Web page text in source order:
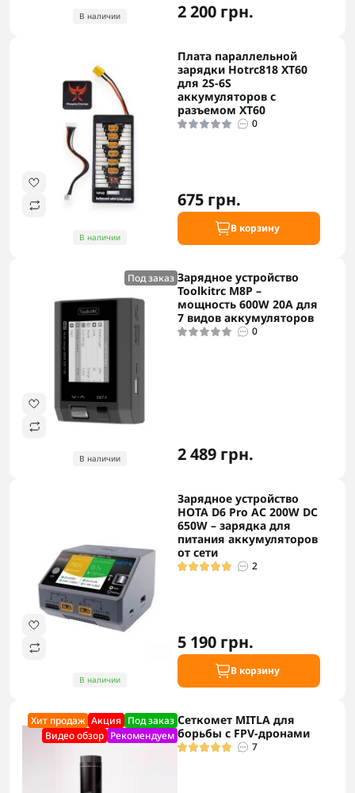
В наличии 2 200 грн.
В наличии
Плата параллельной
зарядки Hotrc818 XT60
для 2S-6S
аккумуляторов с
разъемом XT60
0
675 грн.
В корзину
Под заказ
В наличии
Зарядное устройство
Toolkitrc M8P –
мощность 600W 20A для
7 видов аккумуляторов
0
2 489 грн.
В наличии
Зарядное устройство
HOTA D6 Pro AC 200W DC
650W – зарядка для
питания аккумуляторов
от сети
2
5 190 грн.
В корзину
Хит продаж Акция Под заказ
Видео обзор Рекомендуем
Сеткомет MITLA для
борьбы с FPV-дронами
7